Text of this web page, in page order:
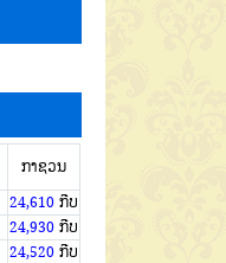
ກາຊວນ
24,610 ກີບ
24,930 ກີບ
24,520 ກີບ